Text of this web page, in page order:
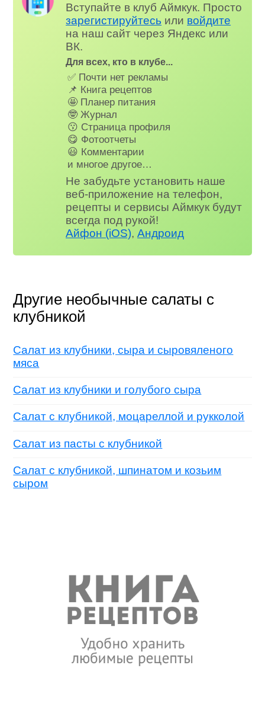
Вступайте в клуб Аймкук. Просто
зарегистируйтесь или войдите
на наш сайт через Яндекс или
ВК.
Для всех, кто в клубе...
✅ Почти нет рекламы
📌 Книга рецептов
🤩 Планер питания
🤓 Журнал
😗 Страница профиля
😋 Фотоотчеты
😃 Комментарии
и многое другое…
Не забудьте установить наше
веб-приложение на телефон,
рецепты и сервисы Аймкук будут
всегда под рукой!
Айфон (iOS),Андроид
Другие необычные салаты с
клубникой
Салат из клубники, сыра и сыровяленого
мяса
Салат из клубники и голубого сыра
Салат с клубникой, моцареллой и рукколой
Салат из пасты с клубникой
Салат с клубникой, шпинатом и козьим
сыром